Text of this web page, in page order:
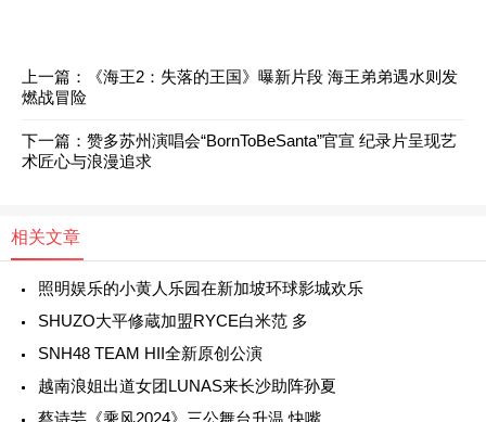
上一篇：《海王2：失落的王国》曝新片段 海王弟弟遇水则发
燃战冒险
下一篇：赞多苏州演唱会“BornToBeSanta”官宣 纪录片呈现艺
术匠心与浪漫追求
相关文章
照明娱乐的小黄人乐园在新加坡环球影城欢乐
SHUZO大平修蔵加盟RYCE白米范 多
SNH48 TEAM HII全新原创公演
越南浪姐出道女团LUNAS来长沙助阵孙夏